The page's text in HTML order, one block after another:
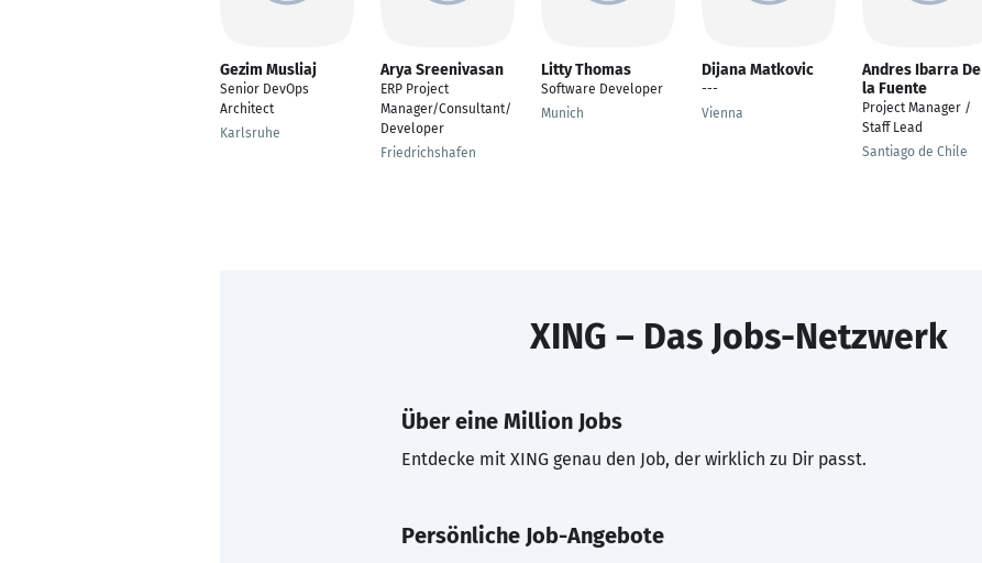
Gezim Musliaj
Senior DevOps
Architect
Karlsruhe
Arya Sreenivasan
ERP Project
Manager/Consultant/
Developer
Friedrichshafen
Litty Thomas
Software Developer
Munich
Dijana Matkovic
---
Vienna
Andres Ibarra De
la Fuente
Project Manager /
Staff Lead
Santiago de Chile
XING – Das Jobs-Netzwerk
Über eine Million Jobs
Entdecke mit XING genau den Job, der wirklich zu Dir passt.
Persönliche Job-Angebote